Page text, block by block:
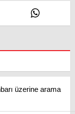
üzerine arama